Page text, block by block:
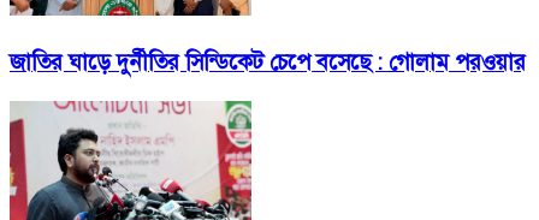
জাতির ঘাড়ে দুর্নীতির সিন্ডিকেট চেপে বসেছে : গোলাম পরওয়ার